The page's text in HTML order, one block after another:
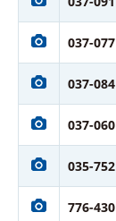
037-077
037-084
037-060
035-752
776-430